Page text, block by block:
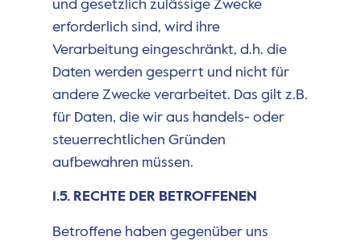
und gesetzlich zulässige Zwecke
erforderlich sind, wird ihre
Verarbeitung eingeschränkt, d.h. die
Daten werden gesperrt und nicht für
andere Zwecke verarbeitet. Das gilt z.B.
für Daten, die wir aus handels- oder
steuerrechtlichen Gründen
aufbewahren müssen.
1.5. RECHTE DER BETROFFENEN
Betroffene haben gegenüber uns